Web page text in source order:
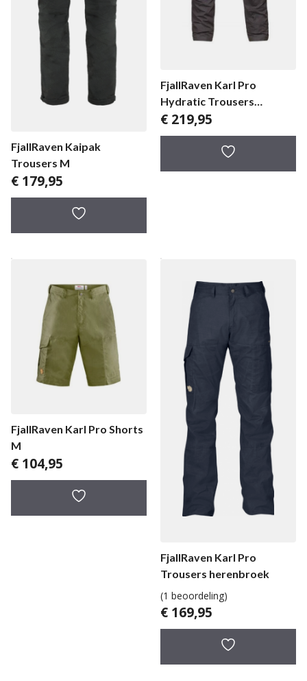
FjallRaven Kaipak
Trousers M
€ 179,95
FjallRaven Karl Pro
Hydratic Trousers
herenbroek
€ 219,95
FjallRaven Karl Pro Shorts
M
€ 104,95
FjallRaven Karl Pro
Trousers herenbroek
(1 beoordeling)
€ 169,95